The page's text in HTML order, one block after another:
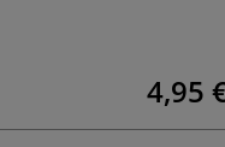
4,95